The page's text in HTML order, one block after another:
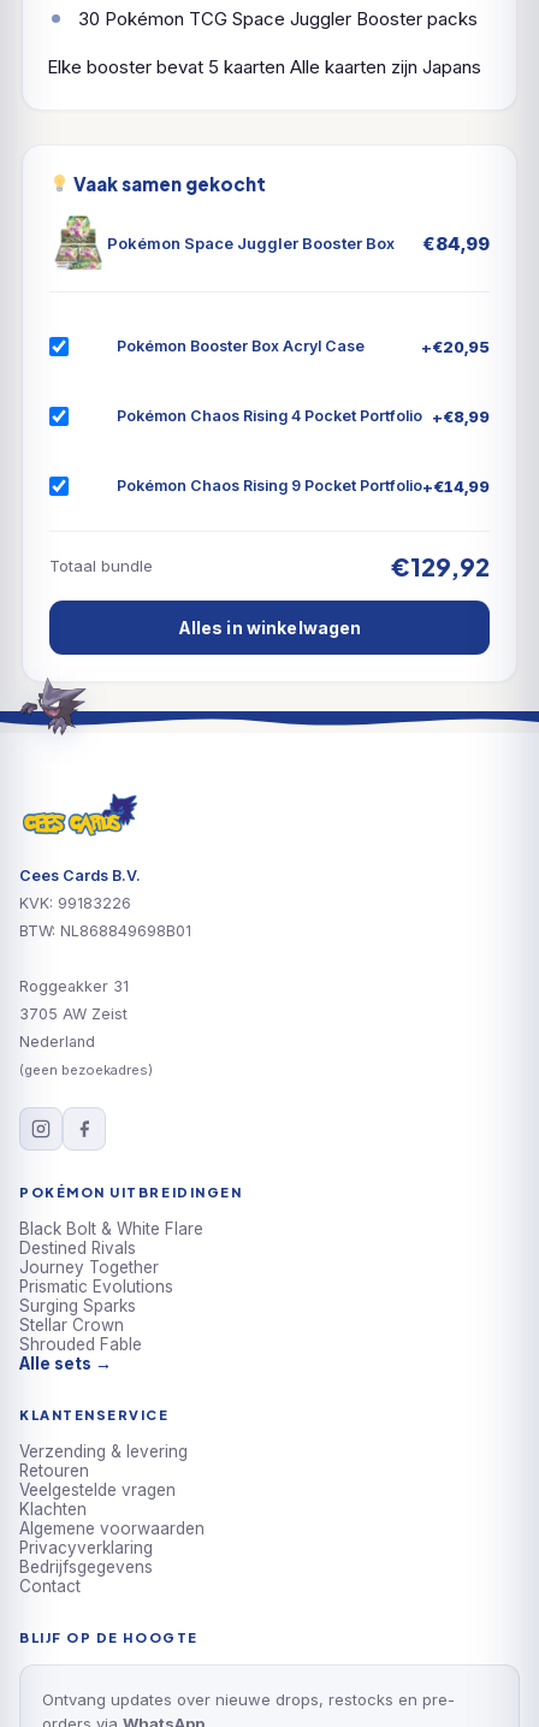
30 Pokémon TCG Space Juggler Booster packs
Elke booster bevat 5 kaarten Alle kaarten zijn Japans
Vaak samen gekocht
Pokémon Space Juggler Booster Box €84,99
Pokémon Booster Box Acryl Case +€20,95
Pokémon Chaos Rising 4 Pocket Portfolio +€8,99
Pokémon Chaos Rising 9 Pocket Portfolio+€14,99
Totaal bundle €129,92
Alles in winkelwagen
Cees Cards B.V.
KVK: 99183226
BTW: NL868849698B01
Roggeakker 31
3705 AW Zeist
Nederland
(geen bezoekadres)
POKÉMON UITBREIDINGEN
Black Bolt & White Flare
Destined Rivals
Journey Together
Prismatic Evolutions
Surging Sparks
Stellar Crown
Shrouded Fable
Alle sets →
KLANTENSERVICE
Verzending & levering
Retouren
Veelgestelde vragen
Klachten
Algemene voorwaarden
Privacyverklaring
Bedrijfsgegevens
Contact
BLIJF OP DE HOOGTE
Ontvang updates over nieuwe drops, restocks en pre-